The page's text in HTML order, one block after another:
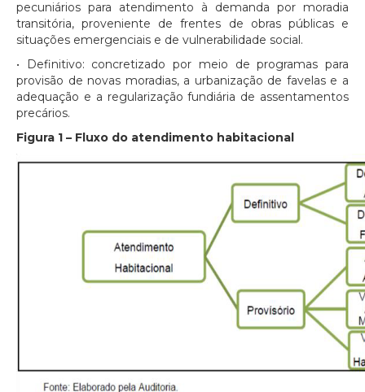
pecuniários para atendimento à demanda por moradia
transitória, proveniente de frentes de obras públicas e
situações emergenciais e de vulnerabilidade social.
• Definitivo: concretizado por meio de programas para
provisão de novas moradias, a urbanização de favelas e a
adequação e a regularização fundiária de assentamentos
precários.
Figura 1 – Fluxo do atendimento habitacional